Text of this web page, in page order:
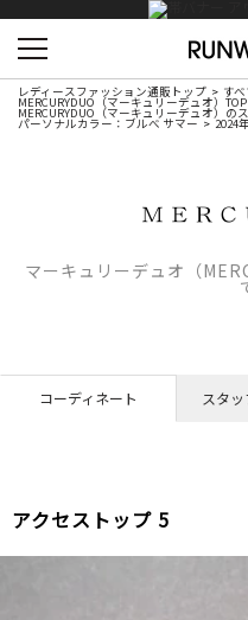
レディースファッション通販トップ す
MERCURYDUO（マーキュリーデュオ）TOP
MERCURYDUO（マーキュリーデュオ）の
パーソナルカラー：ブルべ サマー 2024
マーキュリーデュオ（
コーディネート スタ
アクセストップ 5